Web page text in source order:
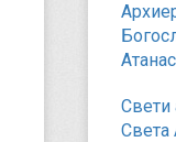
Свети
Света